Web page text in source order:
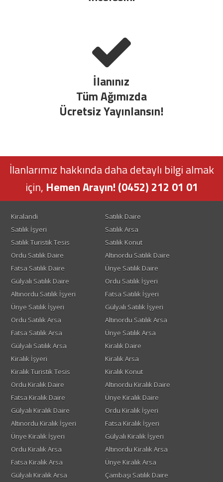
İlanınız
Tüm Ağımızda
Ücretsiz Yayınlansın!
İlanlarımız hakkında daha detaylı bilgi almak
için, Hemen Arayın! (0452) 212 01 01
Kiralandi
Satılık Daire
Satılık İşyeri
Satılık Arsa
Satılık Turistik Tesis
Satılık Konut
Ordu Satılık Daire
Altınordu Satılık Daire
Fatsa Satılık Daire
Ünye Satılık Daire
Gülyalı Satılık Daire
Ordu Satılık İşyeri
Altınordu Satılık İşyeri
Fatsa Satılık İşyeri
Ünye Satılık İşyeri
Gülyalı Satılık İşyeri
Ordu Satılık Arsa
Altınordu Satılık Arsa
Fatsa Satılık Arsa
Ünye Satılık Arsa
Gülyalı Satılık Arsa
Kiralık Daire
Kiralık İşyeri
Kiralık Arsa
Kiralık Turistik Tesis
Kiralık Konut
Ordu Kiralık Daire
Altınordu Kiralık Daire
Fatsa Kiralık Daire
Ünye Kiralık Daire
Gülyalı Kiralık Daire
Ordu Kiralık İşyeri
Altınordu Kiralık İşyeri
Fatsa Kiralık İşyeri
Ünye Kiralık İşyeri
Gülyalı Kiralık İşyeri
Ordu Kiralık Arsa
Altınordu Kiralık Arsa
Fatsa Kiralık Arsa
Ünye Kiralık Arsa
Gülyalı Kiralık Arsa
Çambaşı Satılık Daire